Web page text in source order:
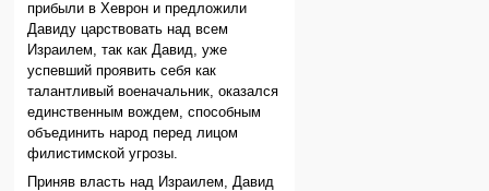
прибыли в Хеврон и предложили
Давиду царствовать над всем
Израилем, так как Давид, уже
успевший проявить себя как
талантливый военачальник, оказался
единственным вождем, способным
объединить народ перед лицом
филистимской угрозы.
Приняв власть над Израилем, Давид